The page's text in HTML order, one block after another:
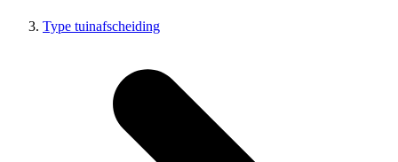
Type tuinafscheiding